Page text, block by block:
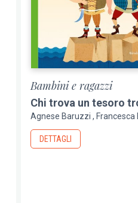
Bambini e ragazzi
Chi trova un tesoro
Agnese Baruzzi Francesca
DETTAGLI